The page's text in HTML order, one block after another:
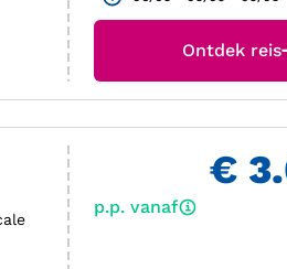
Ontdek reis
€
p.p. vanaf